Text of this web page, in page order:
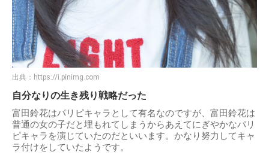
出典： https://i.pinimg.com
自分なりの生き残り戦略だった
富田鈴花はパリピキャラとして有名なのですが、富田鈴花は
普通の女の子だと埋もれてしまうからあえてにぎやかなパリ
ピキャラを演じていたのだといいます。かなり努力してキャ
ラ付けをしていたようです。